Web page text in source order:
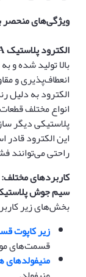
ویژگی‌های منحصر
الکترود پلاستیک
بالا تولید شده و
انعطاف‌پذیری و
الکترود به
انواع مختلف
پلاستیکی دیگر
این الکترود قادر
راحتی می‌توانند
کاربردهای مختلف:
سیم جوش
بخش‌های زیر
زیر کاپوت
قسمت‌های
منیفولدهای